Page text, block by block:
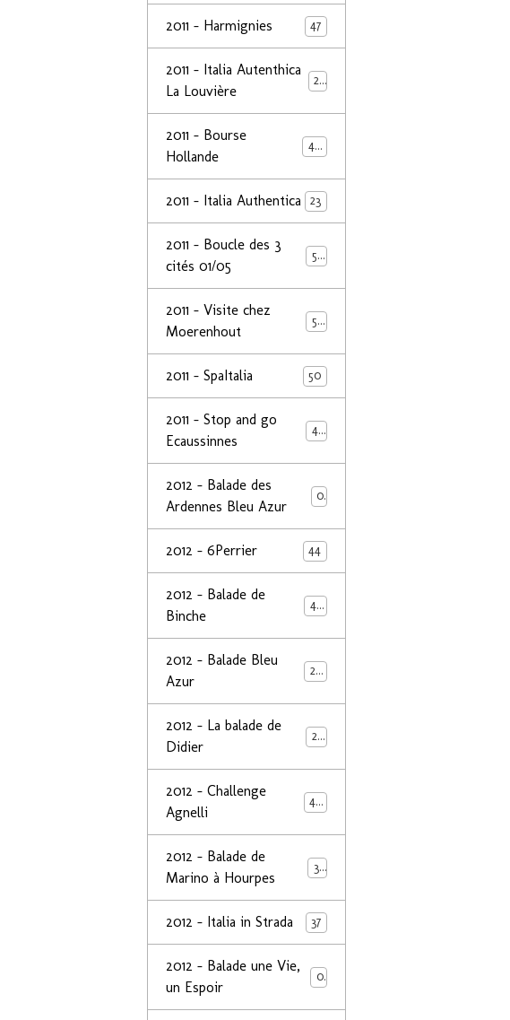
2011 - Harmignies 47
2011 - Italia Autenthica
La Louvière
23
2011 - Bourse
Hollande
40
2011 - Italia Authentica 23
2011 - Boucle des 3
cités 01/05
50
2011 - Visite chez
Moerenhout
50
2011 - SpaItalia 50
2011 - Stop and go
Ecaussinnes
44
2012 - Balade des
Ardennes Bleu Azur
0
2012 - 6Perrier 44
2012 - Balade de
Binche
48
2012 - Balade Bleu
Azur
26
2012 - La balade de
Didier
25
2012 - Challenge
Agnelli
44
2012 - Balade de
Marino à Hourpes
39
2012 - Italia in Strada 37
2012 - Balade une Vie,
un Espoir
0